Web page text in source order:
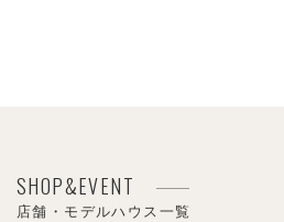
SHOP&EVENT
店舗・モデルハウス一覧